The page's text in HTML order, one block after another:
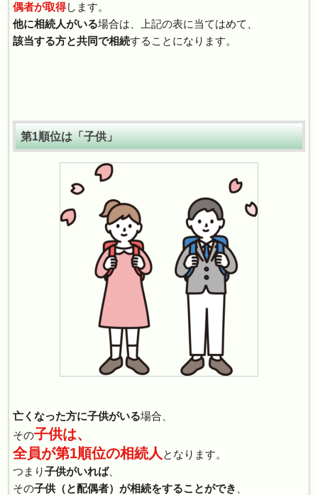
偶者が取得します。
他に相続人がいる場合は、上記の表に当てはめて、
該当する方と共同で相続することになります。
第1順位は「子供」
亡くなった方に子供がいる場合、
その子供は、
全員が第1順位の相続人 となります。
つまり子供がいれば、
その子供（と配偶者）が相続をすることができ